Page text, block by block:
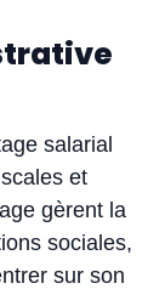
salarial
et
gèrent la
sociales,
sur son